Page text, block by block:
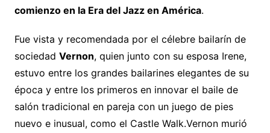
comienzo en la Era del Jazz en América.
Fue vista y recomendada por el célebre bailarín de
sociedad Vernon, quien junto con su esposa Irene,
estuvo entre los grandes bailarines elegantes de su
época y entre los primeros en innovar el baile de
salón tradicional en pareja con un juego de pies
nuevo e inusual, como el Castle Walk.Vernon murió